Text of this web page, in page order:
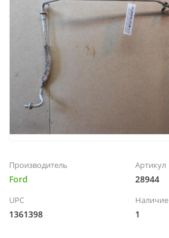
Производитель
Ford
Артикул
28944
UPC
1361398
Наличие
1